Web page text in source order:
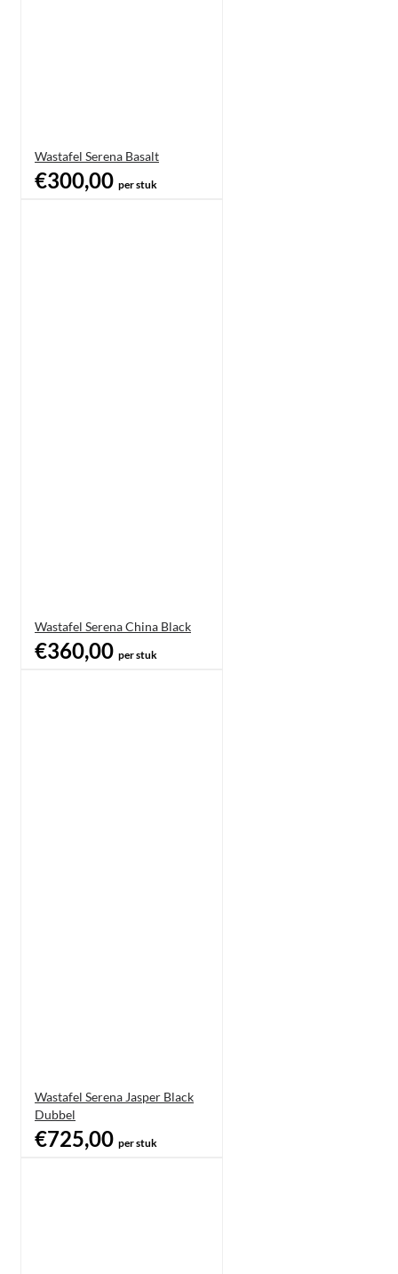
Wastafel Serena Basalt
€300,00 per stuk
Wastafel Serena China Black
€360,00 per stuk
Wastafel Serena Jasper Black
Dubbel
€725,00 per stuk